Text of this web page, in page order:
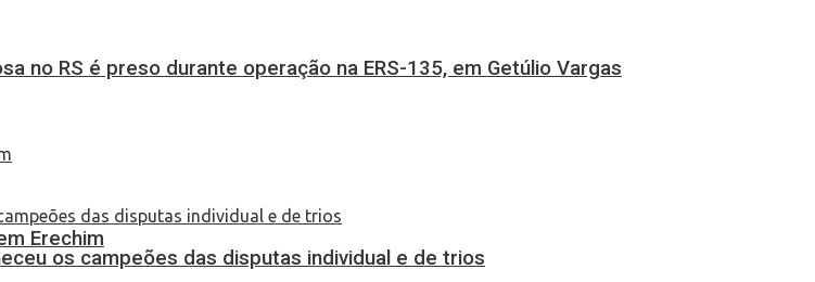
no RS é preso durante operação na ERS-135, em Getúlio Vargas
Erechim
os campeões das disputas individual e de trios